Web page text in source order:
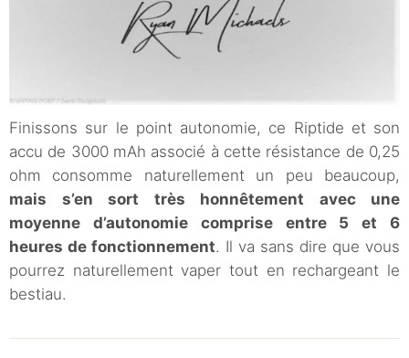
Finissons sur le point autonomie, ce Riptide et son
accu de 3000 mAh associé à cette résistance de 0,25
ohm consomme naturellement un peu beaucoup,
mais s’en sort très honnêtement avec une
moyenne d’autonomie comprise entre 5 et 6
heures de fonctionnement. Il va sans dire que vous
pourrez naturellement vaper tout en rechargeant le
bestiau.